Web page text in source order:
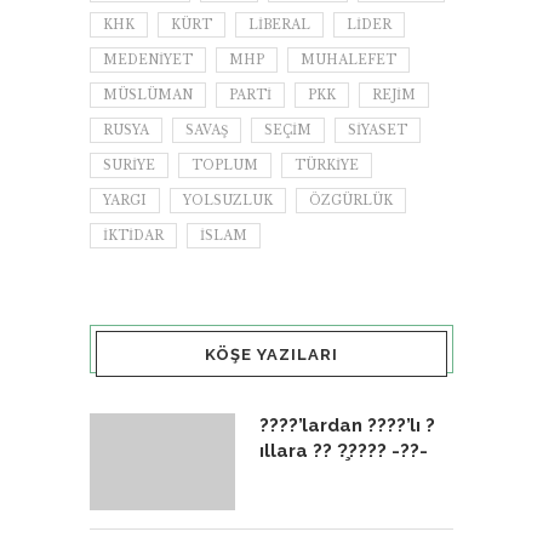
KHK KÜRT LIBERAL LIDER
MEDENIYET MHP MUHALEFET
MÜSLÜMAN PARTI PKK REJIM
RUSYA SAVAŞ SEÇIM SIYASET
SURIYE TOPLUM TÜRKIYE
YARGI YOLSUZLUK ÖZGÜRLÜK
İKTIDAR İSLAM
KÖŞE YAZILARI
????’lardan ????’lı ?
ıllara ?? ?̧???? -??-